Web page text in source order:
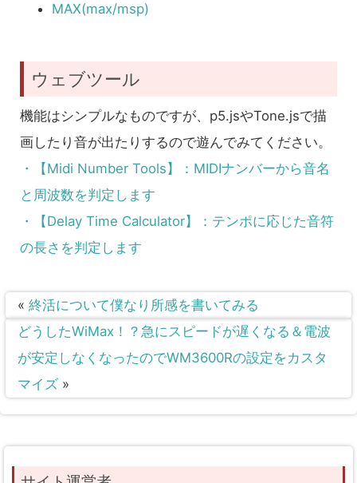
MAX(max/msp)
ウェブツール
機能はシンプルなものですが、p5.jsやTone.jsで描
画したり音が出たりするので遊んでみてください。
・【Midi Number Tools】：MIDIナンバーから音名
と周波数を判定します
・【Delay Time Calculator】：テンポに応じた音符
の長さを判定します
« 終活について僕なり所感を書いてみる
どうしたWiMax！？急にスピードが遅くなる＆電波
が安定しなくなったのでWM3600Rの設定をカスタ
マイズ »